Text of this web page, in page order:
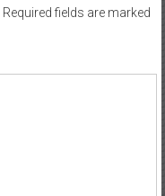
Required fields are marked